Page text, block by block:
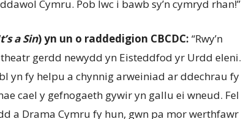
Cymru. Pob lwc i bawb sy’n cymryd rhan!”
a Sin) yn un o raddedigion CBCDC: “Rwy’n
gerdd newydd yn Eisteddfod yr Urdd eleni.
yn fy helpu a chynnig arweiniad ar ddechrau fy
cael y gefnogaeth gywir yn gallu ei wneud. Fel
a Drama Cymru fy hun, gwn pa mor werthfawr